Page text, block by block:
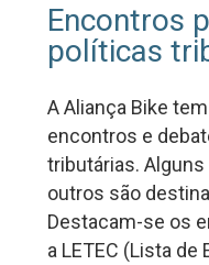
Encontros
políticas
A Aliança Bike
encontros e
tributárias.
outros são
Destacam-se os
a LETEC (Lista de